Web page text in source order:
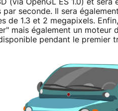
(via OpenGL ES 1.0) et
par seconde. Il sera
de 1.3 et 2 megapixels.
mais également un moteur
pendant le premier